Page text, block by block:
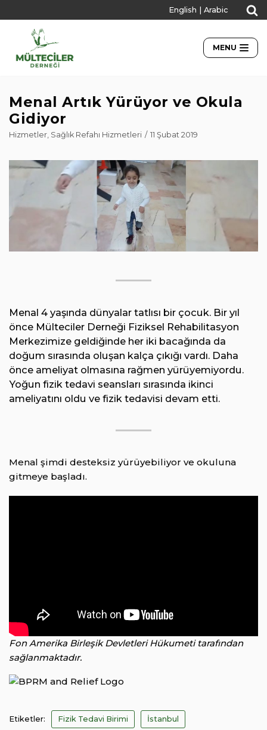
English Arabic
MENU
Menal Artık Yürüyor ve Okula
Gidiyor
Hizmetler, Sağlık Refahı Hizmetleri 11 Şubat 2019
Menal 4 yaşında dünyalar tatlısı bir çocuk. Bir yıl
önce Mülteciler Derneği Fiziksel Rehabilitasyon
Merkezimize geldiğinde her iki bacağında da
doğum sırasında oluşan kalça çıkığı vardı. Daha
önce ameliyat olmasına rağmen yürüyemiyordu.
Yoğun fizik tedavi seansları sırasında ikinci
ameliyatını oldu ve fizik tedavisi devam etti.
Menal şimdi desteksiz yürüyebiliyor ve okuluna
gitmeye başladı.
Fon Amerika Birleşik Devletleri Hükumeti tarafından
sağlanmaktadır.
Etiketler: Fizik Tedavi Birimi İstanbul